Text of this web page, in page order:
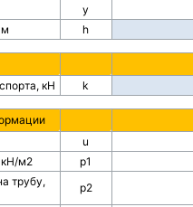
y
h
кН
k
u
кН/м2
p1
трубу,
p2